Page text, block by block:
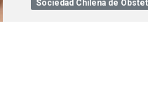
Sociedad Chilena de